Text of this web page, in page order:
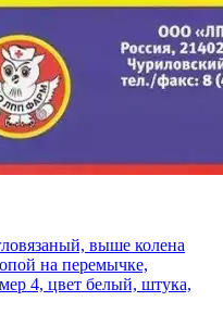
выше колена
на перемычке,
4, цвет белый, штука,